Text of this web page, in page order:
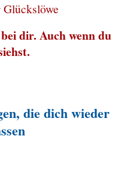
Glückslöwe
dir. Auch wenn du
die dich wieder